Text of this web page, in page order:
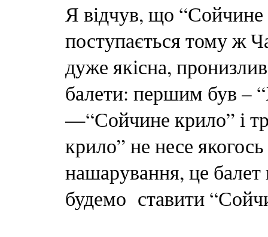
Я відчув, що
поступається тому ж
дуже якісна,
балети: першим був –
—“Сойчине крило” і
крило” не несе
нашарування, це
будемо ставити